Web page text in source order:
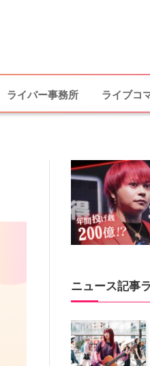
ライバー事務所 ライブコ
ニュース記事